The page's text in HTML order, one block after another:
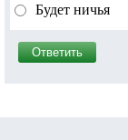
Будет ничья